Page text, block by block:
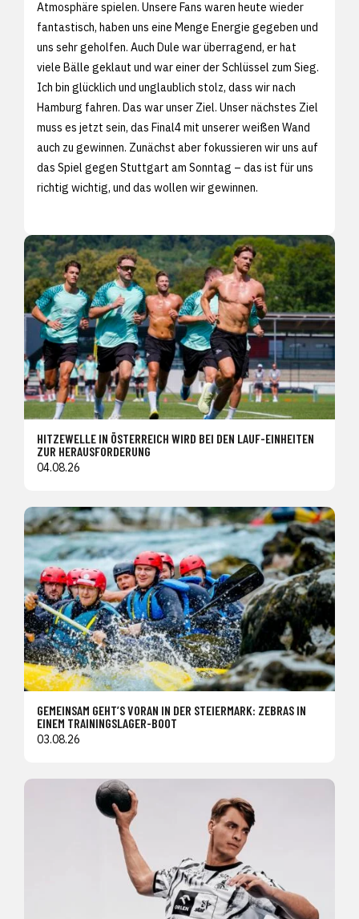
Atmosphäre spielen. Unsere Fans waren heute wieder
fantastisch, haben uns eine Menge Energie gegeben und
uns sehr geholfen. Auch Dule war überragend, er hat
viele Bälle geklaut und war einer der Schlüssel zum Sieg.
Ich bin glücklich und unglaublich stolz, dass wir nach
Hamburg fahren. Das war unser Ziel. Unser nächstes Ziel
muss es jetzt sein, das Final4 mit unserer weißen Wand
auch zu gewinnen. Zunächst aber fokussieren wir uns auf
das Spiel gegen Stuttgart am Sonntag – das ist für uns
richtig wichtig, und das wollen wir gewinnen.
HITZEWELLE IN ÖSTERREICH WIRD BEI DEN LAUF-EINHEITEN
ZUR HERAUSFORDERUNG
04.08.26
GEMEINSAM GEHT’S VORAN IN DER STEIERMARK: ZEBRAS IN
EINEM TRAININGSLAGER-BOOT
03.08.26